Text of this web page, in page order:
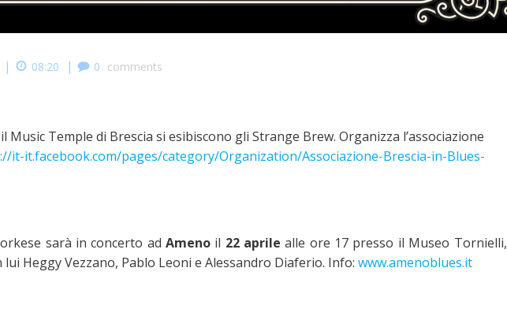
| 08:20 | 0 comments
Music Temple di Brescia si esibiscono gli Strange Brew. Organizza l’associazione
it-it.facebook.com/pages/category/Organization/Associazione-Brescia-in-Blues-
sarà in concerto adAmeno il 22 aprile alle ore 17 presso il Museo Tornielli,
Heggy Vezzano, Pablo Leoni e Alessandro Diaferio. Info: www.amenoblues.it